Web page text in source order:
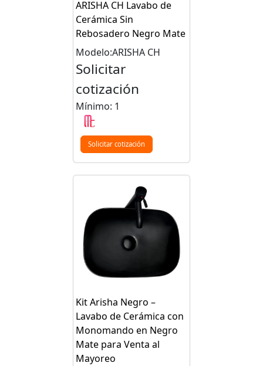
ARISHA CH Lavabo de
Cerámica Sin
Rebosadero Negro Mate
Modelo:ARISHA CH
Solicitar
cotización
Mínimo: 1
Solicitar cotización
Kit Arisha Negro –
Lavabo de Cerámica con
Monomando en Negro
Mate para Venta al
Mayoreo